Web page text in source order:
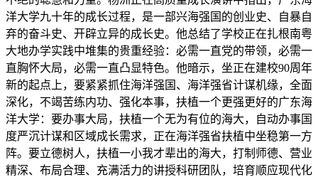
洋大学九十年的成长过程，是一部兴海强国的创业史、自暴自
弃的奋斗史、开辟立异的成长史。他总结了学校正在扎根南粤
大地办学实践中堆集的贵重经验：必需一直党的带领，必需一
直胸怀大局，必需一直凸显特色。他暗示，坐正在建校90周年
新的起点上，要紧紧抓住海洋强国、海洋强省计谋机缘，全面
深化，不竭苦练内功、强化本事，扶植一个更强更好的广东海
洋大学：要办事大局，扶植一个无为有位的海大，自动办事国
度严沉计谋和区域成长需求，正在海洋强省扶植中坐稳第一方
阵。要立德树人，扶植一小我才辈出的海大，打制师德、营业
精深、布局合理、充满活力的讲授科研团队，培育顺应现代化